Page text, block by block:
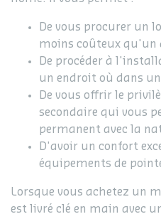
De vous procurer un
moins coûteux qu'un
De procéder à
un endroit où dans
De vous offrir le
secondaire qui vous
permanent avec la
D'avoir un confort
équipements de
Lorsque vous achetez un
est livré clé en main avec